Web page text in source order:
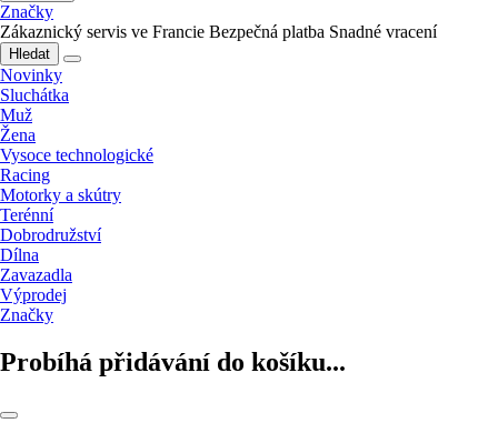
Značky
Zákaznický servis ve Francie Bezpečná platba Snadné vracení
Hledat
Novinky
Sluchátka
Muž
Žena
Vysoce technologické
Racing
Motorky a skútry
Terénní
Dobrodružství
Dílna
Zavazadla
Výprodej
Značky
Probíhá přidávání do košíku...